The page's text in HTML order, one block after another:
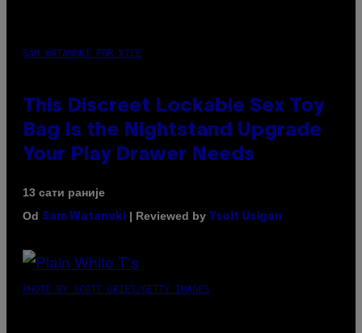
SAM WATANUKI FOR VICE
This Discreet Lockable Sex Toy
Bag Is the Nightstand Upgrade
Your Play Drawer Needs
13 сати раније
Od Sam Watanuki | Reviewed by Ysolt Usigan
PHOTO BY SCOTT GRIES/GETTY IMAGES